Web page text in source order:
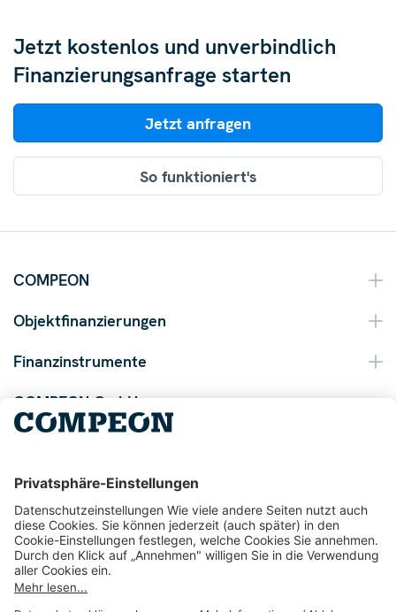
Jetzt kostenlos und unverbindlich
Finanzierungsanfrage starten
Jetzt anfragen
So funktioniert's
COMPEON
Objektfinanzierungen
Finanzinstrumente
COMPEON GmbH
Tel. +49 211 9753 170